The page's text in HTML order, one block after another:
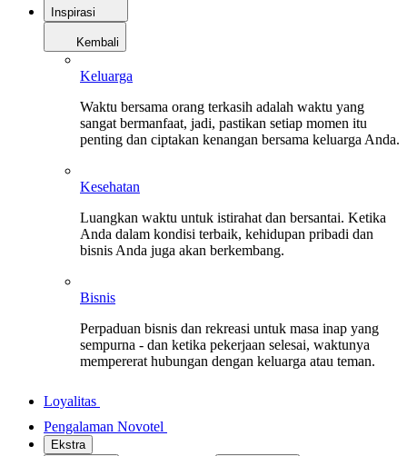
Inspirasi
Kembali
Keluarga
Waktu bersama orang terkasih adalah waktu yang
sangat bermanfaat, jadi, pastikan setiap momen itu
penting dan ciptakan kenangan bersama keluarga Anda.
Kesehatan
Luangkan waktu untuk istirahat dan bersantai. Ketika
Anda dalam kondisi terbaik, kehidupan pribadi dan
bisnis Anda juga akan berkembang.
Bisnis
Perpaduan bisnis dan rekreasi untuk masa inap yang
sempurna - dan ketika pekerjaan selesai, waktunya
mempererat hubungan dengan keluarga atau teman.
Loyalitas
Pengalaman Novotel
Ekstra